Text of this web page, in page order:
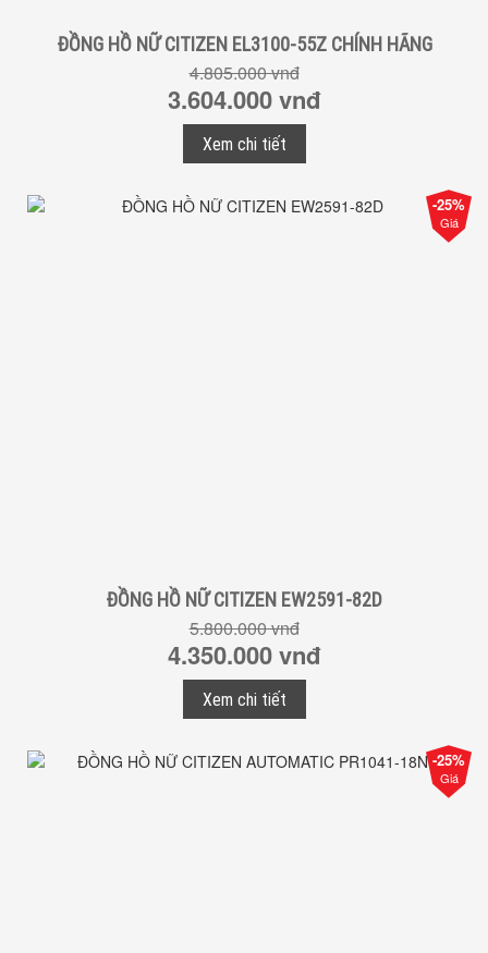
ĐỒNG HỒ NỮ CITIZEN EL3100-55Z CHÍNH HÃNG
4.805.000 vnđ
3.604.000 vnđ
Xem chi tiết
-25%
Giá
ĐỒNG HỒ NỮ CITIZEN EW2591-82D
5.800.000 vnđ
4.350.000 vnđ
Xem chi tiết
-25%
Giá